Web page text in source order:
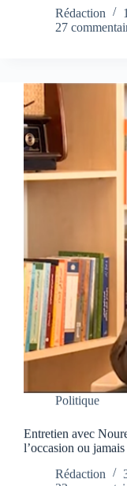
Rédaction
27
Politique
Entretien avec
l’occasion ou
Rédaction